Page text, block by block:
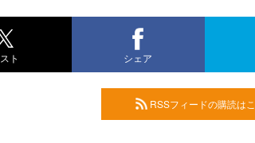
ト シェア
RSSフィードの購読は